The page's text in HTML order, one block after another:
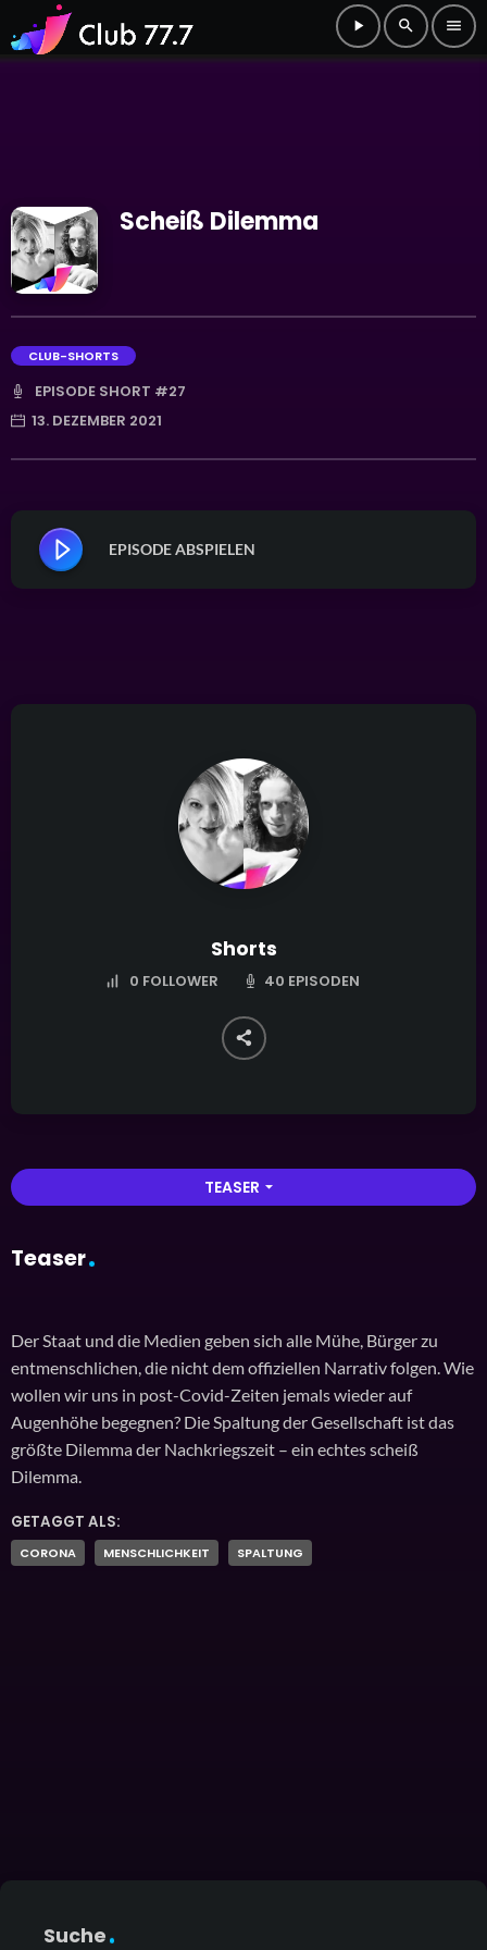
play_arrow search menu
Scheiß Dilemma
CLUB-SHORTS
EPISODE SHORT #27
13. DEZEMBER 2021
EPISODE ABSPIELEN
Shorts
0 FOLLOWER 40 EPISODEN
TEASER arrow_drop_down
Teaser
Der Staat und die Medien geben sich alle Mühe, Bürger zu
entmenschlichen, die nicht dem offiziellen Narrativ folgen. Wie
wollen wir uns in post-Covid-Zeiten jemals wieder auf
Augenhöhe begegnen? Die Spaltung der Gesellschaft ist das
größte Dilemma der Nachkriegszeit – ein echtes scheiß
Dilemma.
GETAGGT ALS:
CORONA MENSCHLICHKEIT SPALTUNG
Suche